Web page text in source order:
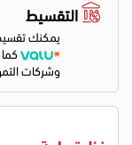
التقسيط
يمكنك
وشركات